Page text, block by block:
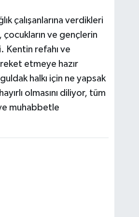
çalışanlarına verdikleri
çocukların ve gençlerin
Kentin refahı ve
etmeye hazır
halkı için ne yapsak
olmasını diliyor, tüm
muhabbetle